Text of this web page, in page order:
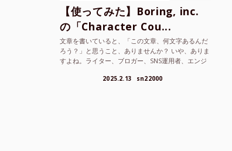
【使ってみた】Boring, inc.
の「Character Cou...
文章を書いていると、「この文章、何文字あるんだ
ろう？」と思うこと、ありませんか？ いや、ありま
すよね。ライター、ブロガー、SNS運用者、エンジ
2025.2.13 sn22000